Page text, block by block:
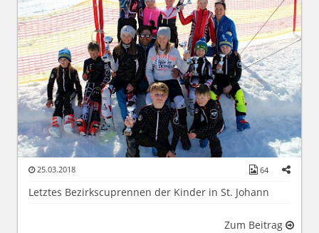
25.03.2018 64
Letztes Bezirkscuprennen der Kinder in St. Johann
Zum Beitrag